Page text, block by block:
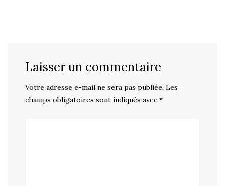
Laisser un commentaire
Votre adresse e-mail ne sera pas publiée. Les
champs obligatoires sont indiqués avec *